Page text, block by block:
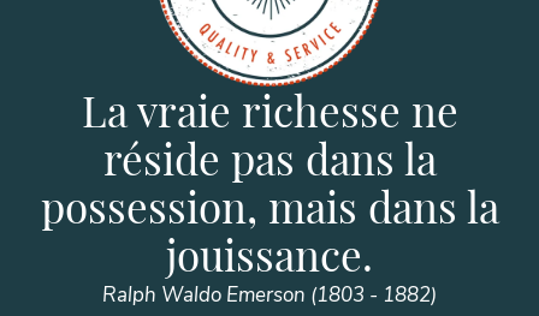
La vraie richesse ne
réside pas dans la
possession, mais dans la
jouissance.
Ralph Waldo Emerson (1803 - 1882)